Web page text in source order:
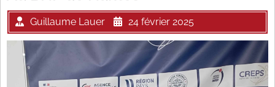
Guillaume Lauer 24 février 2025